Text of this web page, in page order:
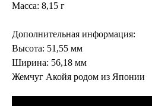
Масса: 8,15 г
Дополнительная информация:
Высота: 51,55 мм
Ширина: 56,18 мм
Жемчуг Акойя родом из Японии